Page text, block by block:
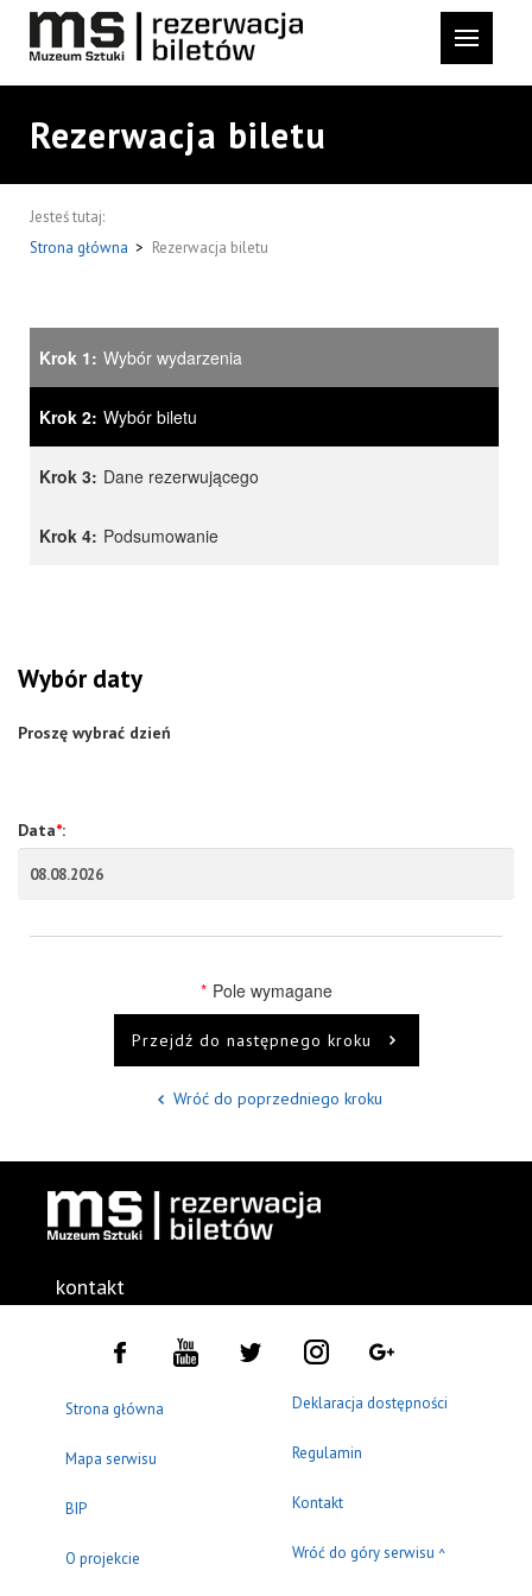
Rezerwacja biletu
Jesteś tutaj:
Strona główna > Rezerwacja biletu
Krok 1: Wybór wydarzenia
Krok 2: Wybór biletu
Krok 3: Dane rezerwującego
Krok 4: Podsumowanie
Wybór daty
Proszę wybrać dzień
Data*:
* Pole wymagane
Wróć do poprzedniego kroku
kontakt
Strona główna
Mapa serwisu
BIP
O projekcie
Deklaracja dostępności
Regulamin
Kontakt
Wróć do góry serwisu ^